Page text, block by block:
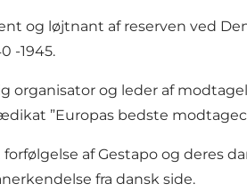
og løjtnant af reserven ved
-1945.
organisator og leder af
”Europas bedste
af Gestapo og deres
fra dansk side.